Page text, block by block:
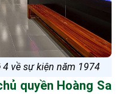
về sự kiện năm 1974
quyền Hoàng Sa